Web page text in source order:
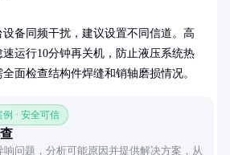
备同频干扰，建议设置不同信道。高
运行10分钟再关机，防止液压系统热
面检查结构件焊缝和销轴磨损情况。
例 · 安全可信
问题，分析可能原因并提供解决方案，从